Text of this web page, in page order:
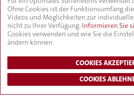
Tel: +49 (0) 74 24 - 9 40 40
Fax: +49 (0) 74 24 - 9 40 43 0
E-Mail: info@zwt-zisterer.de
AGB|Datenschutz|
Ohne Cookies ist der Funktionsumfang
Videos und Möglichkeiten zur
nicht zu Ihrer Verfügung. Informieren Sie
Cookies verwenden und wie Sie die
ändern können.
COOKIES
COOKIES